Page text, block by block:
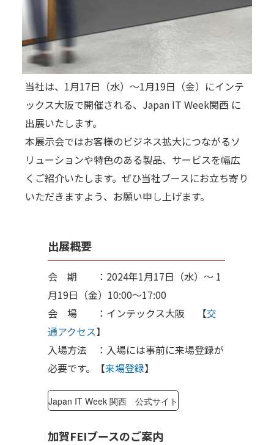
当社は、1月17日（水）～1月19日（金）にインテ
ックス大阪で開催される、Japan IT Week関西 に
出展いたします。
本展示会ではお客様のビジネス拡大につながるソ
リューションや特色のある製品、サービスを幅広
くご紹介いたします。ぜひ当社ブースにお立ち寄り
いただきますよう、お願い申し上げます。
出展概要
会 期 ：2024年1月17日（水）～ 1
月19日（金）10:00～17:00
会 場 ：インテックス大阪 【交
通アクセス】
入場方法 ：入場には事前に来場登録が
必要です。【来場登録】
Japan IT Week 関西 公式サイト
加賀FEIブースのご案内